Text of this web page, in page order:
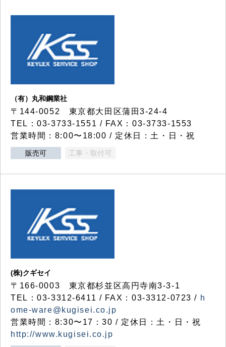
（有）丸和鋼業社
〒144-0052 東京都大田区蒲田3-24-4
TEL：03-3733-1551 / FAX：03-3733-1553
営業時間：8:00〜18:00 / 定休日：土・日・祝
販売可 工事・取付可
(株)クギセイ
〒166-0003 東京都杉並区高円寺南3-3-1
TEL：03-3312-6411 / FAX：03-3312-0723 / h
ome-ware@kugisei.co.jp
営業時間：8:30〜17：30 / 定休日：土・日・祝
http://www.kugisei.co.jp